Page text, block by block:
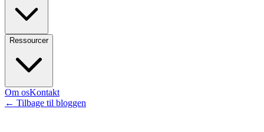
Ressourcer
Om osKontakt
← Tilbage til bloggen